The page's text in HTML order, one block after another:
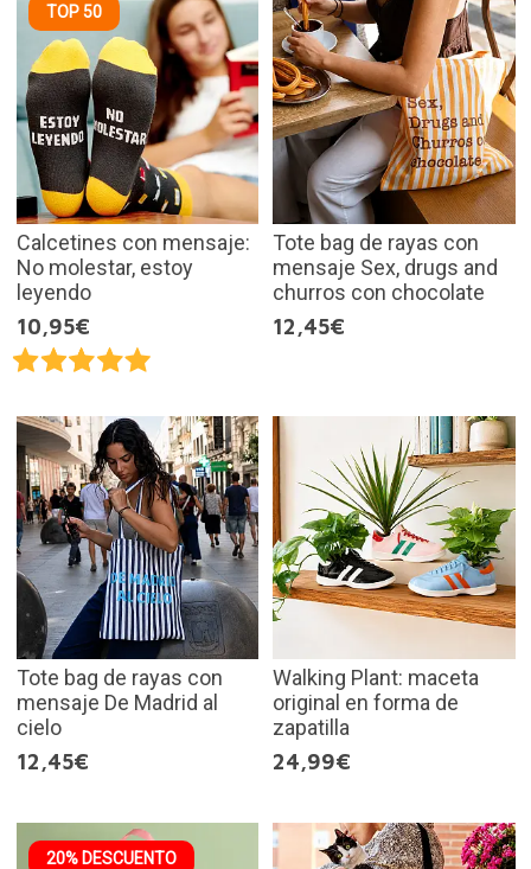
TOP 50
Calcetines con mensaje:
No molestar, estoy
leyendo
10,95€
Tote bag de rayas con
mensaje Sex, drugs and
churros con chocolate
12,45€
Tote bag de rayas con
mensaje De Madrid al
cielo
12,45€
Walking Plant: maceta
original en forma de
zapatilla
24,99€
20% DESCUENTO